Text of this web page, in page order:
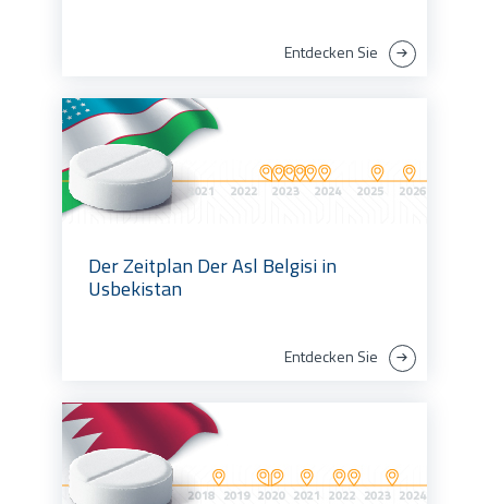
Entdecken Sie
Der Zeitplan Der Asl Belgisi in
Usbekistan
Entdecken Sie